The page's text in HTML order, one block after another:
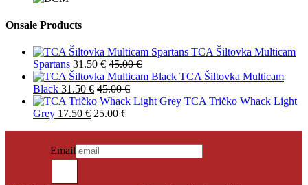
Onsale Products
TCA Šiltovka Multicam
Spartans 31.50 € 45.00€
TCA Šiltovka Multicam
Black 31.50 € 45.00€
TCA Tričko Whack Light
Grey 17.50 € 25.00€
Email